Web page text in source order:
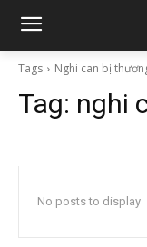
Tags Nghi can bị
Tag: nghi
No posts to display